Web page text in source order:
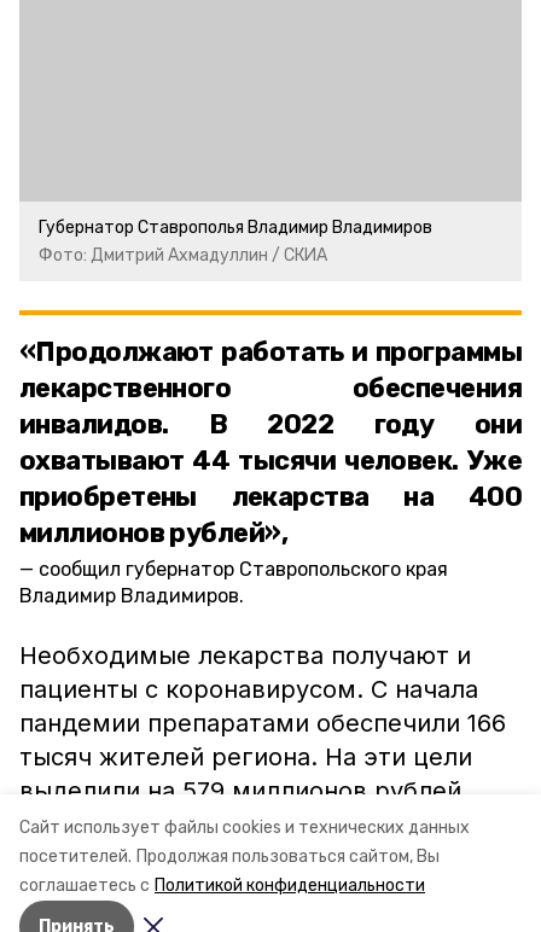
Сайт использует файлы cookies и технических данных
посетителей. Продолжая пользоваться сайтом, Вы
соглашаетесь с Политикой конфиденциальности
Принять
Губернатор Ставрополья Владимир Владимиров
Фото: Дмитрий Ахмадуллин / СКИА
«Продолжают работать и программы
лекарственного обеспечения
инвалидов. В 2022 году они
охватывают 44 тысячи человек. Уже
приобретены лекарства на 400
миллионов рублей»,
сообщил губернатор Ставропольского края
Владимир Владимиров.
Необходимые лекарства получают и
пациенты с коронавирусом. С начала
пандемии препаратами обеспечили 166
тысяч жителей региона. На эти цели
выделили на 579 миллионов рублей.
ставропольский край владимир владимиров